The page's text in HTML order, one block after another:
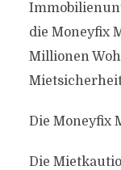
die Moneyfix
Millionen
Die Moneyfix
Die